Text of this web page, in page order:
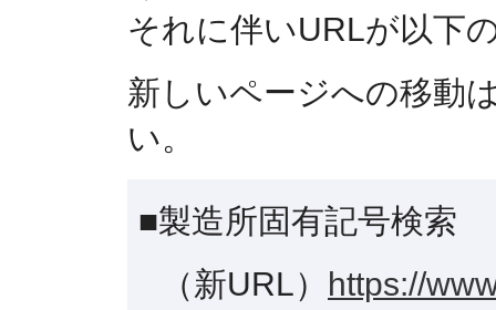
それに伴いURLが以下
新しいページへの移動
い。
■製造所固有記号検索
（新URL） https://